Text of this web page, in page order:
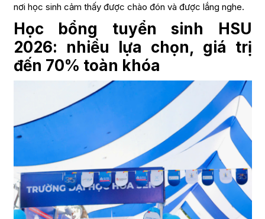
nơi học sinh cảm thấy được chào đón và được lắng nghe.
Học bổng tuyển sinh HSU
2026: nhiều lựa chọn, giá trị
đến 70% toàn khóa